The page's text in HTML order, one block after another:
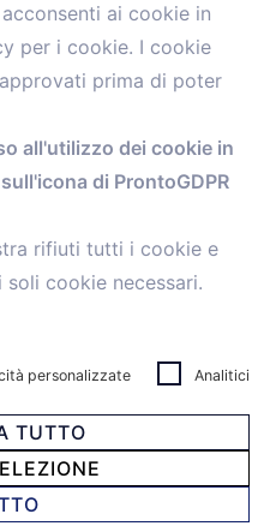
Mandamento Bologna -
ai cookie in
per i cookie. I cookie
prima di poter
all'utilizzo dei cookie in
di ProntoGDPR
rifiuti tutti i cookie e
cookie necessari.
personalizzate Analitici
TUTTO